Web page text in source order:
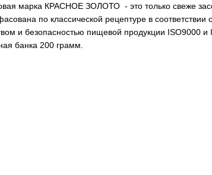
марка КРАСНОЕ ЗОЛОТО - это только свеже
по классической рецептуре в соответствии
и безопасностью пищевой продукции ISO9000 и
банка 200 грамм.